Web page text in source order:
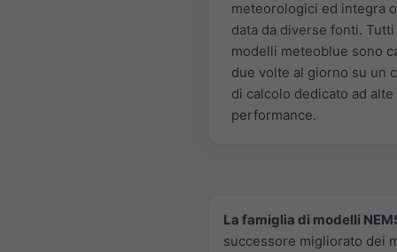
meteorologici ed integra
data da diverse fonti.
modelli meteoblue sono
due volte al giorno su un
di calcolo dedicato ad alte
performance.
La famiglia di modelli
successore migliorato dei